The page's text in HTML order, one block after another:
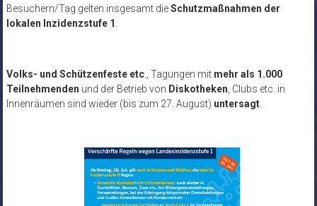
Besuchern/Tag gelten insgesamt dieSchutzmaßnahmen der
lokalen Inzidenzstufe 1
Volks- und Schützenfeste etc., Tagungen mit mehr als 1.000
Teilnehmenden und der Betrieb von Diskotheken , Clubs etc. in
Innenräumen sind wieder (bis zum 27. August) untersagt.